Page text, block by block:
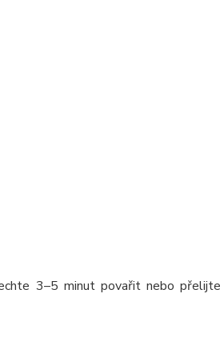
3–5 minut povařit nebo